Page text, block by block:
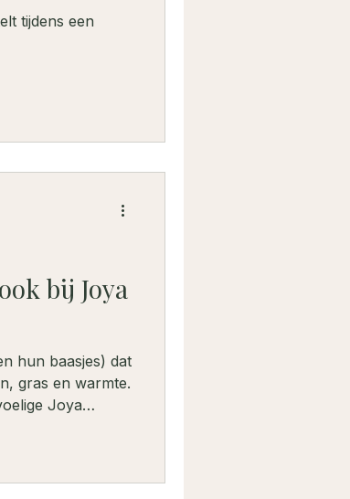
tijdens een
bij Joya
hun baasjes) dat
gras en warmte.
Joya